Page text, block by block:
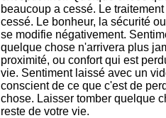
beaucoup a cessé. Le
cessé. Le bonheur, la sécurité
se modifie négativement.
quelque chose n'arrivera plus
proximité, ou confort qui est
vie. Sentiment laissé avec un
conscient de ce que c'est de
chose. Laisser tomber quelque
reste de votre vie.